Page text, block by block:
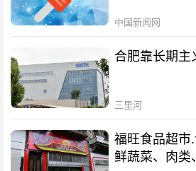
中国新闻网
合肥靠长期主
三里河
福旺食品超市
鲜蔬菜、肉类